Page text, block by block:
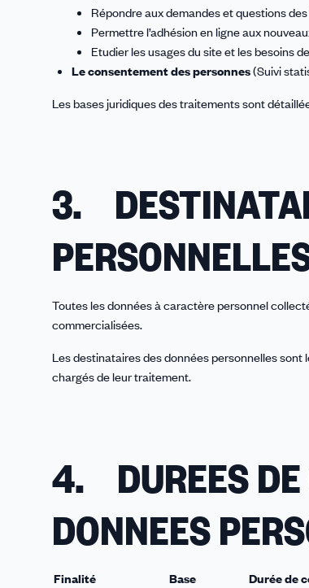
Répondre aux demandes et questions
Permettre l’adhésion en ligne aux
Etudier les usages du site et les besoins
Le consentement des personnes(Suivi
Les bases juridiques des traitements sont
3.
Toutes les données à caractère personnel
commercialisées.
Les destinataires des données personnelles
chargés de leur traitement.
4. DUREES DE
DONNEES
Finalité
Base
Durée de